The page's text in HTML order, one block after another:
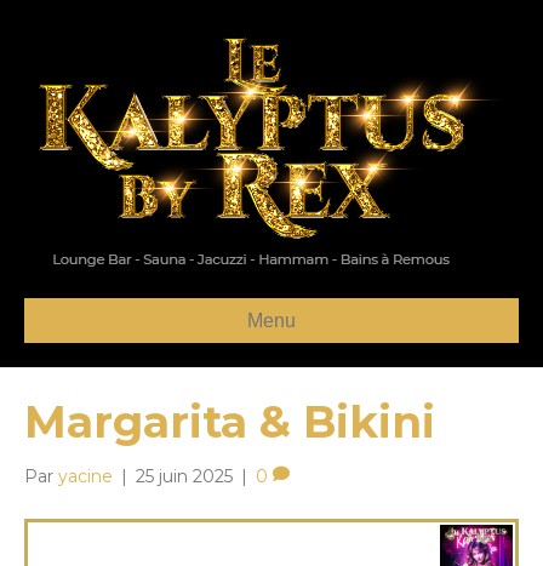
Menu
Margarita & Bikini
Par yacine | 25 juin 2025 | 0